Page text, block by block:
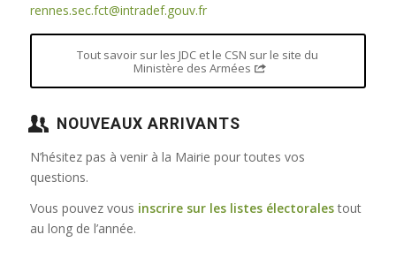
rennes.sec.fct@intradef.gouv.fr
Tout savoir sur les JDC et le CSN sur le site du
Ministère des Armées
NOUVEAUX ARRIVANTS
N’hésitez pas à venir à la Mairie pour toutes vos
questions.
Vous pouvez vous inscrire sur les listes électoralestout
au long de l’année.